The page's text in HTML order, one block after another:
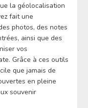
la géolocalisation
fait une
photos, des notes
ainsi que des
vos
Grâce à ces outils
que jamais de
en pleine
souvenir